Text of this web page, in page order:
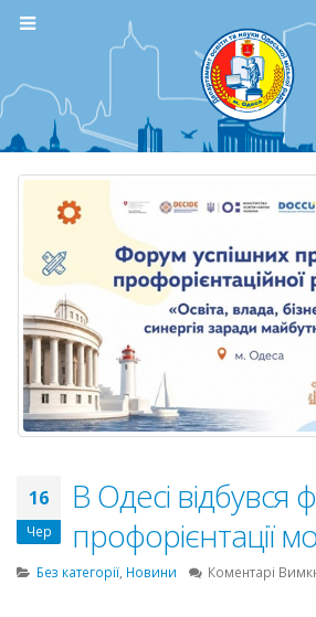
16
Чер
В Одесі відбувся
профорієнтації
Без категорії, Новини Коментарі